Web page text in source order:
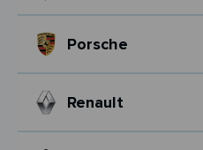
Porsche
Renault